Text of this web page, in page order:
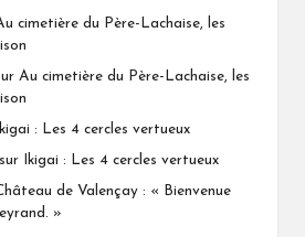
cimetière du Père-Lachaise, les
Au cimetière du Père-Lachaise, les
Ikigai : Les 4 cercles vertueux
sur Ikigai : Les 4 cercles vertueux
de Valençay : « Bienvenue
»